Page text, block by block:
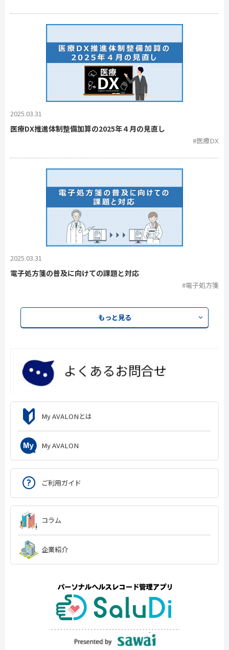
2025.03.31
医療DX推進体制整備加算の2025年４月の見直し
#医療DX
2025.03.31
電子処方箋の普及に向けての課題と対応
#電子処方箋
もっと見る
My AVALONとは
My AVALON
ご利用ガイド
コラム
企業紹介